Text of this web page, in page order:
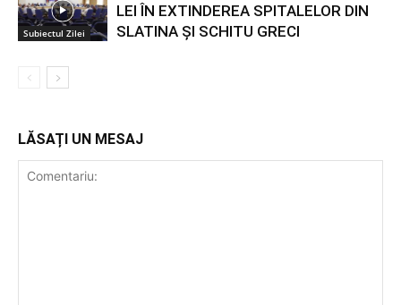
Subiectul Zilei
LEI ÎN EXTINDEREA SPITALELOR DIN
SLATINA ȘI SCHITU GRECI
LĂSAȚI UN MESAJ